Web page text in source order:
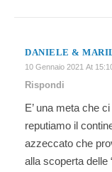
DANIELE &
10 Gennaio 2021 At
Rispondi
E’ una meta che
reputiamo il
azzeccato che
alla scoperta delle